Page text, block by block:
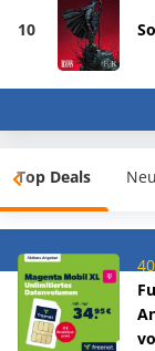
10
Top Deals